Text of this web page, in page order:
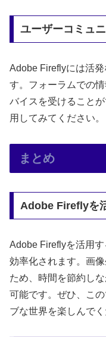
ユーザーコミュ
Adobe Fireflyには活
す。フォーラムでの
バイスを受けること
用してみてください。
まとめ
Adobe Fireflyを
Adobe Fireflyを活用
効率化されます。画
ため、時間を節約し
可能です。ぜひ、こ
ブな世界を楽しんでく